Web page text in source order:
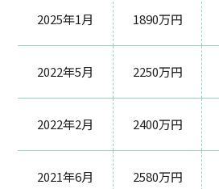
2025年1月 1890万円
2022年5月 2250万円
2022年2月 2400万円
2021年6月 2580万円